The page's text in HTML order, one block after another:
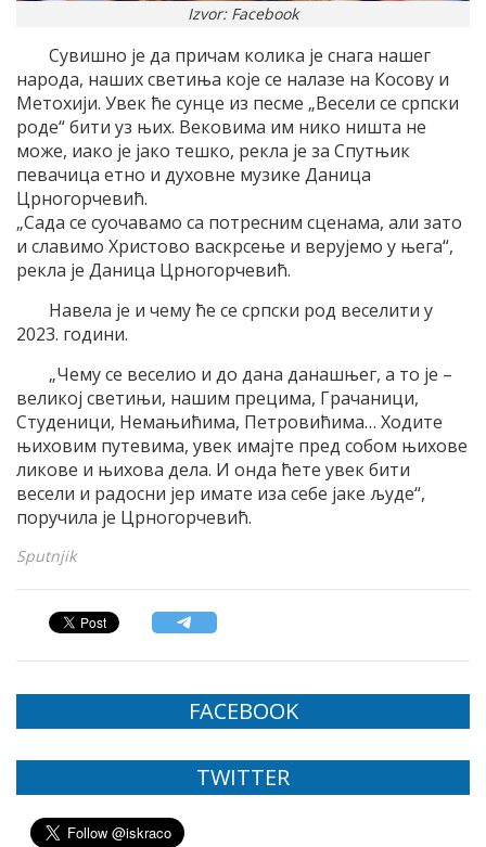
Izvor: Facebook
Сувишно је да причам колика је снага нашег
народа, наших светиња које се налазе на Косову и
Метохији. Увек ће сунце из песме „Весели се српски
роде“ бити уз њих. Вековима им нико ништа не
може, иако је јако тешко, рекла је за Спутњик
певачица етно и духовне музике Даница
Црногорчевић.
„Сада се суочавамо са потресним сценама, али зато
и славимо Христово васкрсење и верујемо у њега“,
рекла је Даница Црногорчевић.
Навела је и чему ће се српски род веселити у
2023. години.
„Чему се веселио и до дана данашњег, а то је –
великој светињи, нашим прецима, Грачаници,
Студеници, Немањићима, Петровићима… Ходите
њиховим путевима, увек имајте пред собом њихове
ликове и њихова дела. И онда ћете увек бити
весели и радосни јер имате иза себе јаке људе“,
поручила је Црногорчевић.
Sputnjik
FACEBOOK
TWITTER